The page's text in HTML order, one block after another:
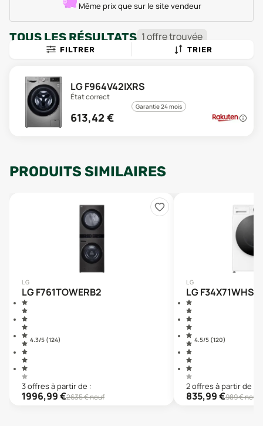
Même prix que sur le site vendeur
TOUS LES RÉSULTATS 1offretrouvée
FILTRER TRIER
LG F964V42IXRS
État correct
Garantie 24 mois
613,42 €
PRODUITS SIMILAIRES
LG
LG F761TOWERB2
4.3/5 (124)
3offresà partir de :
1996,99€2635€ neuf
LG
LG F34X71WHST
4.5/5 (120)
2offresà partir de :
835,99€989€ neuf